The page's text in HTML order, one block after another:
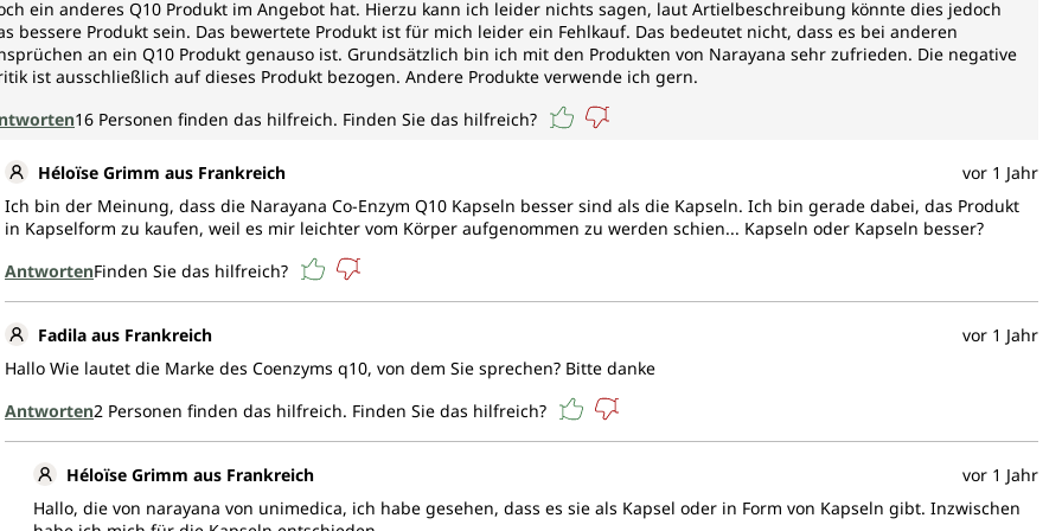
ein anderes Q10 Produkt im Angebot hat. Hierzu kann ich leider nichts sagen, laut Artielbeschreibung könnte dies jedoch
bessere Produkt sein. Das bewertete Produkt ist für mich leider ein Fehlkauf. Das bedeutet nicht, dass es bei anderen
an ein Q10 Produkt genauso ist. Grundsätzlich bin ich mit den Produkten von Narayana sehr zufrieden. Die negative
ist ausschließlich auf dieses Produkt bezogen. Andere Produkte verwende ich gern.
16 Personen finden das hilfreich. Finden Sie das hilfreich?
Héloïse Grimm aus Frankreich
vor 1 Jahr
Ich bin der Meinung, dass die Narayana Co-Enzym Q10 Kapseln besser sind als die Kapseln. Ich bin gerade dabei, das Produkt
in Kapselform zu kaufen, weil es mir leichter vom Körper aufgenommen zu werden schien... Kapseln oder Kapseln besser?
AntwortenFinden Sie das hilfreich?
Fadila aus Frankreich
vor 1 Jahr
Hallo Wie lautet die Marke des Coenzyms q10, von dem Sie sprechen? Bitte danke
Antworten2 Personen finden das hilfreich. Finden Sie das hilfreich?
Héloïse Grimm aus Frankreich
vor 1 Jahr
Hallo, die von narayana von unimedica, ich habe gesehen, dass es sie als Kapsel oder in Form von Kapseln gibt. Inzwischen